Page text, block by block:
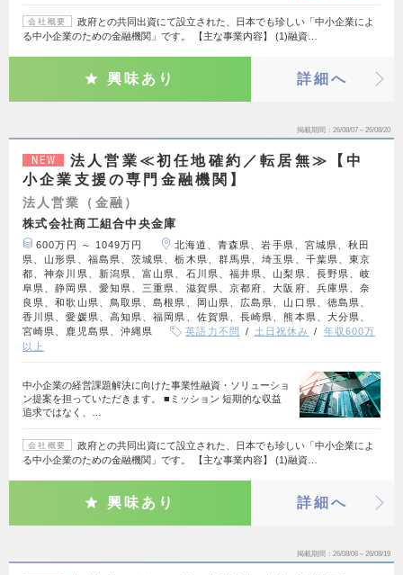
会社概要
政府との共同出資にて設立された、日本でも珍しい「中小企業によ
る中小企業のための金融機関」です。 【主な事業内容】 (1)融資…
興味あり 詳細へ
掲載期間 26/08/07～26/08/20
NEW
法人営業≪初任地確約／転居無≫【中
小企業支援の専門金融機関】
法人営業（金融）
株式会社商工組合中央金庫
600万円 ～ 1049万円
北海道、青森県、岩手県、宮城県、秋田
県、山形県、福島県、茨城県、栃木県、群馬県、埼玉県、千葉県、東京
都、神奈川県、新潟県、富山県、石川県、福井県、山梨県、長野県、岐
阜県、静岡県、愛知県、三重県、滋賀県、京都府、大阪府、兵庫県、奈
良県、和歌山県、鳥取県、島根県、岡山県、広島県、山口県、徳島県、
香川県、愛媛県、高知県、福岡県、佐賀県、長崎県、熊本県、大分県、
宮崎県、鹿児島県、沖縄県
英語力不問 土日祝休み
年収600万
以上
中小企業の経営課題解決に向けた事業性融資・ソリューショ
ン提案を担っていただきます。 ■ミッション 短期的な収益
追求ではなく、…
会社概要
政府との共同出資にて設立された、日本でも珍しい「中小企業によ
る中小企業のための金融機関」です。 【主な事業内容】 (1)融資…
興味あり 詳細へ
掲載期間 26/08/06～26/08/19